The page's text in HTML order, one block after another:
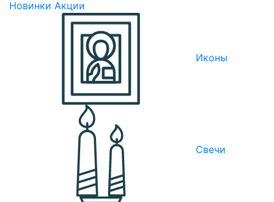
Новинки Акции
Иконы
Свечи